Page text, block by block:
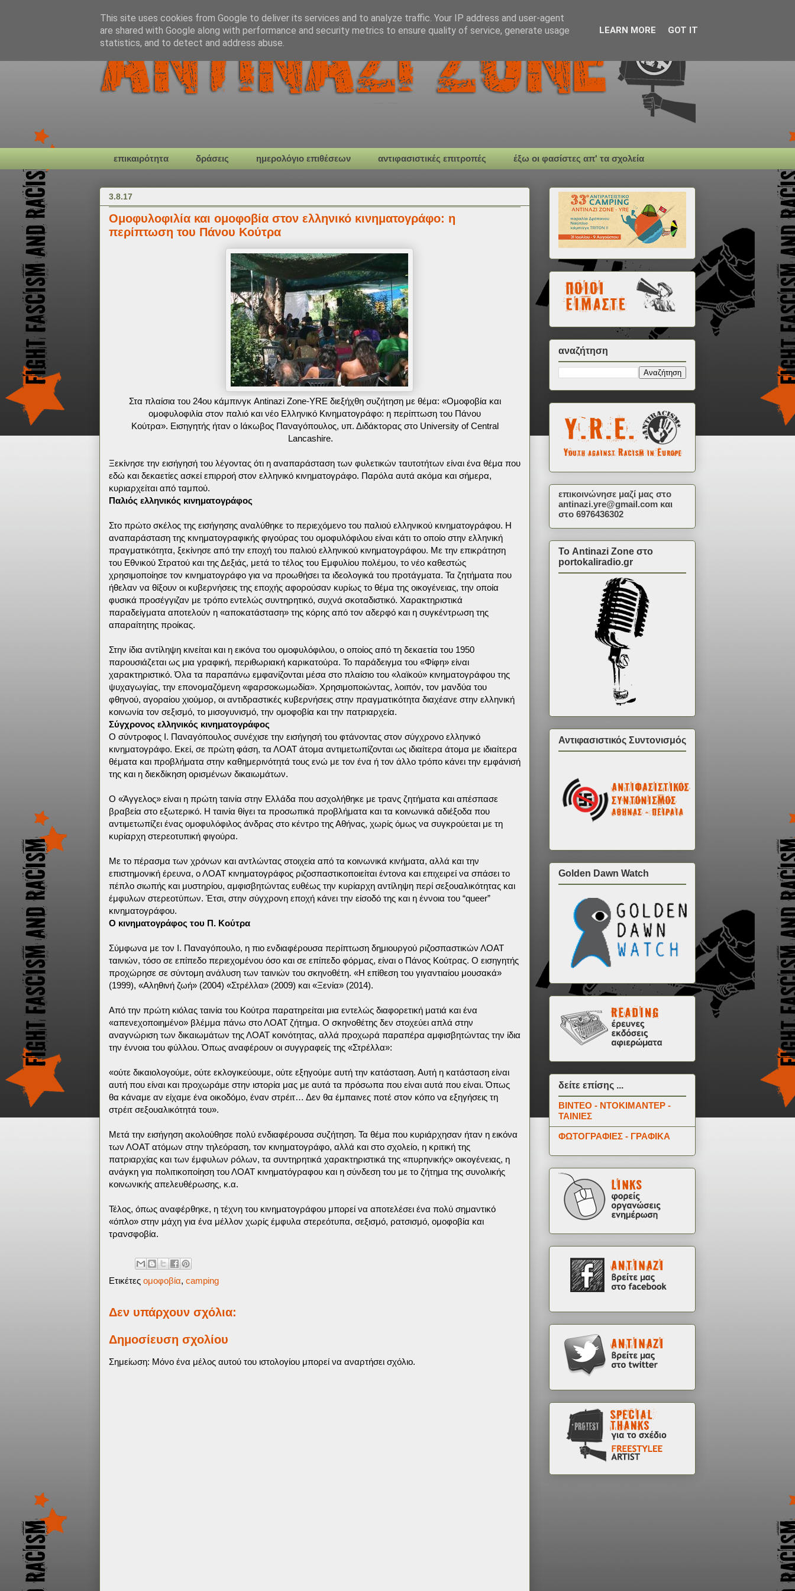
επικαιρότητα δράσεις ημερολόγιο επιθέσεων αντιφασιστικές επιτροπές έξω οι φασίστες απ' τα σχολεία
3.8.17
Ομοφυλοφιλία και ομοφοβία στον ελληνικό κινηματογράφο: η
περίπτωση του Πάνου Κούτρα
Στα πλαίσια του 24ου κάμπινγκ Antinazi Zone-YRE διεξήχθη συζήτηση με θέμα: «Ομοφοβία και
ομοφυλοφιλία στον παλιό και νέο Ελληνικό Κινηματογράφο: η περίπτωση του Πάνου
Κούτρα». Εισηγητής ήταν ο Ιάκωβος Παναγόπουλος, υπ. Διδάκτορας στο University of Central
Lancashire.
Ξεκίνησε την εισήγησή του λέγοντας ότι η αναπαράσταση των φυλετικών ταυτοτήτων είναι ένα θέμα που
εδώ και δεκαετίες ασκεί επιρροή στον ελληνικό κινηματογράφο. Παρόλα αυτά ακόμα και σήμερα,
κυριαρχείται από ταμπού.
Παλιός ελληνικός κινηματογράφος
Στο πρώτο σκέλος της εισήγησης αναλύθηκε το περιεχόμενο του παλιού ελληνικού κινηματογράφου. Η
αναπαράσταση της κινηματογραφικής φιγούρας του ομοφυλόφιλου είναι κάτι το οποίο στην ελληνική
πραγματικότητα, ξεκίνησε από την εποχή του παλιού ελληνικού κινηματογράφου. Με την επικράτηση
του Εθνικού Στρατού και της Δεξιάς, μετά το τέλος του Εμφυλίου πολέμου, το νέο καθεστώς
χρησιμοποίησε τον κινηματογράφο για να προωθήσει τα ιδεολογικά του προτάγματα. Τα ζητήματα που
ήθελαν να θίξουν οι κυβερνήσεις της εποχής αφορούσαν κυρίως το θέμα της οικογένειας, την οποία
φυσικά προσέγγιζαν με τρόπο εντελώς συντηρητικό, συχνά σκοταδιστικό. Χαρακτηριστικά
παραδείγματα αποτελούν η «αποκατάσταση» της κόρης από τον αδερφό και η συγκέντρωση της
απαραίτητης προίκας.
Στην ίδια αντίληψη κινείται και η εικόνα του ομοφυλόφιλου, ο οποίος από τη δεκαετία του 1950
παρουσιάζεται ως μια γραφική, περιθωριακή καρικατούρα. Το παράδειγμα του «Φίφη» είναι
χαρακτηριστικό. Όλα τα παραπάνω εμφανίζονται μέσα στο πλαίσιο του «λαϊκού» κινηματογράφου της
ψυχαγωγίας, την επονομαζόμενη «φαρσοκωμωδία». Χρησιμοποιώντας, λοιπόν, τον μανδύα του
φθηνού, αγοραίου χιούμορ, οι αντιδραστικές κυβερνήσεις στην πραγματικότητα διαχέανε στην ελληνική
κοινωνία τον σεξισμό, το μισογυνισμό, την ομοφοβία και την πατριαρχεία.
Σύγχρονος ελληνικός κινηματογράφος
Ο σύντροφος Ι. Παναγόπουλος συνέχισε την εισήγησή του φτάνοντας στον σύγχρονο ελληνικό
κινηματογράφο. Εκεί, σε πρώτη φάση, τα ΛΟΑΤ άτομα αντιμετωπίζονται ως ιδιαίτερα άτομα με ιδιαίτερα
θέματα και προβλήματα στην καθημερινότητά τους ενώ με τον ένα ή τον άλλο τρόπο κάνει την εμφάνισή
της και η διεκδίκηση ορισμένων δικαιωμάτων.
Ο «Άγγελος» είναι η πρώτη ταινία στην Ελλάδα που ασχολήθηκε με τρανς ζητήματα και απέσπασε
βραβεία στο εξωτερικό. Η ταινία θίγει τα προσωπικά προβλήματα και τα κοινωνικά αδιέξοδα που
αντιμετωπίζει ένας ομοφυλόφιλος άνδρας στο κέντρο της Αθήνας, χωρίς όμως να συγκρούεται με τη
κυρίαρχη στερεοτυπική φιγούρα.
Με το πέρασμα των χρόνων και αντλώντας στοιχεία από τα κοινωνικά κινήματα, αλλά και την
επιστημονική έρευνα, ο ΛΟΑΤ κινηματογράφος ριζοσπαστικοποιείται έντονα και επιχειρεί να σπάσει το
πέπλο σιωπής και μυστηρίου, αμφισβητώντας ευθέως την κυρίαρχη αντίληψη περί σεξουαλικότητας και
έμφυλων στερεοτύπων. Έτσι, στην σύγχρονη εποχή κάνει την είσοδό της και η έννοια του “queer”
κινηματογράφου.
Ο κινηματογράφος του Π. Κούτρα
Σύμφωνα με τον Ι. Παναγόπουλο, η πιο ενδιαφέρουσα περίπτωση δημιουργού ριζοσπαστικών ΛΟΑΤ
ταινιών, τόσο σε επίπεδο περιεχομένου όσο και σε επίπεδο φόρμας, είναι ο Πάνος Κούτρας. Ο εισηγητής
προχώρησε σε σύντομη ανάλυση των ταινιών του σκηνοθέτη. «Η επίθεση του γιγαντιαίου μουσακά»
(1999), «Αληθινή ζωή» (2004) «Στρέλλα» (2009) και «Ξενία» (2014).
Από την πρώτη κιόλας ταινία του Κούτρα παρατηρείται μια εντελώς διαφορετική ματιά και ένα
«απενεχοποιημένο» βλέμμα πάνω στο ΛΟΑΤ ζήτημα. Ο σκηνοθέτης δεν στοχεύει απλά στην
αναγνώριση των δικαιωμάτων της ΛΟΑΤ κοινότητας, αλλά προχωρά παραπέρα αμφισβητώντας την ίδια
την έννοια του φύλλου. Όπως αναφέρουν οι συγγραφείς της «Στρέλλα»:
«ούτε δικαιολογούμε, ούτε εκλογικεύουμε, ούτε εξηγούμε αυτή την κατάσταση. Αυτή η κατάσταση είναι
αυτή που είναι και προχωράμε στην ιστορία μας με αυτά τα πρόσωπα που είναι αυτά που είναι. Όπως
θα κάναμε αν είχαμε ένα οικοδόμο, έναν στρέιτ… Δεν θα έμπαινες ποτέ στον κόπο να εξηγήσεις τη
στρέιτ σεξουαλικότητά του».
Μετά την εισήγηση ακολούθησε πολύ ενδιαφέρουσα συζήτηση. Τα θέμα που κυριάρχησαν ήταν η εικόνα
των ΛΟΑΤ ατόμων στην τηλεόραση, τον κινηματογράφο, αλλά και στο σχολείο, η κριτική της
πατριαρχίας και των έμφυλων ρόλων, τα συντηρητικά χαρακτηριστικά της «πυρηνικής» οικογένειας, η
ανάγκη για πολιτικοποίηση του ΛΟΑΤ κινηματόγραφου και η σύνδεση του με το ζήτημα της συνολικής
κοινωνικής απελευθέρωσης, κ.α.
Τέλος, όπως αναφέρθηκε, η τέχνη του κινηματογράφου μπορεί να αποτελέσει ένα πολύ σημαντικό
«όπλο» στην μάχη για ένα μέλλον χωρίς έμφυλα στερεότυπα, σεξισμό, ρατσισμό, ομοφοβία και
τρανσφοβία.
Ετικέτες ομοφοβία, camping
Δεν υπάρχουν σχόλια:
Δημοσίευση σχολίου
Σημείωση: Μόνο ένα μέλος αυτού του ιστολογίου μπορεί να αναρτήσει σχόλιο.
αναζήτηση
επικοινώνησε μαζί μας στο
antinazi.yre@gmail.com και
στο 6976436302
Το Antinazi Zone στο
portokaliradio.gr
Αντιφασιστικός Συντονισμός
Golden Dawn Watch
δείτε επίσης ...
ΒΙΝΤΕΟ - ΝΤΟΚΙΜΑΝΤΕΡ -
ΤΑΙΝΙΕΣ
ΦΩΤΟΓΡΑΦΙΕΣ - ΓΡΑΦΙΚΑ
This site uses cookies from Google to deliver its services and to analyze traffic. Your IP address and user-agent
are shared with Google along with performance and security metrics to ensure quality of service, generate usage
statistics, and to detect and address abuse.
LEARN MORE GOT IT